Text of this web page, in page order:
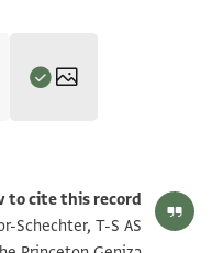
T-S AS 146.243 1v
to cite this record:
Schechter, T-S AS